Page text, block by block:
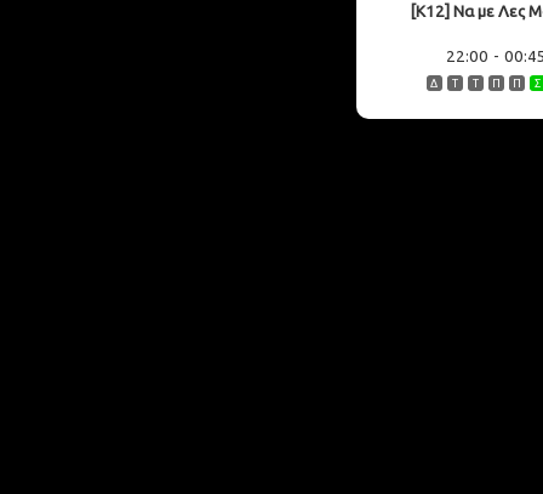
[K12] Να με Λες
22:00 -
Δ Τ Τ Π Π Σ